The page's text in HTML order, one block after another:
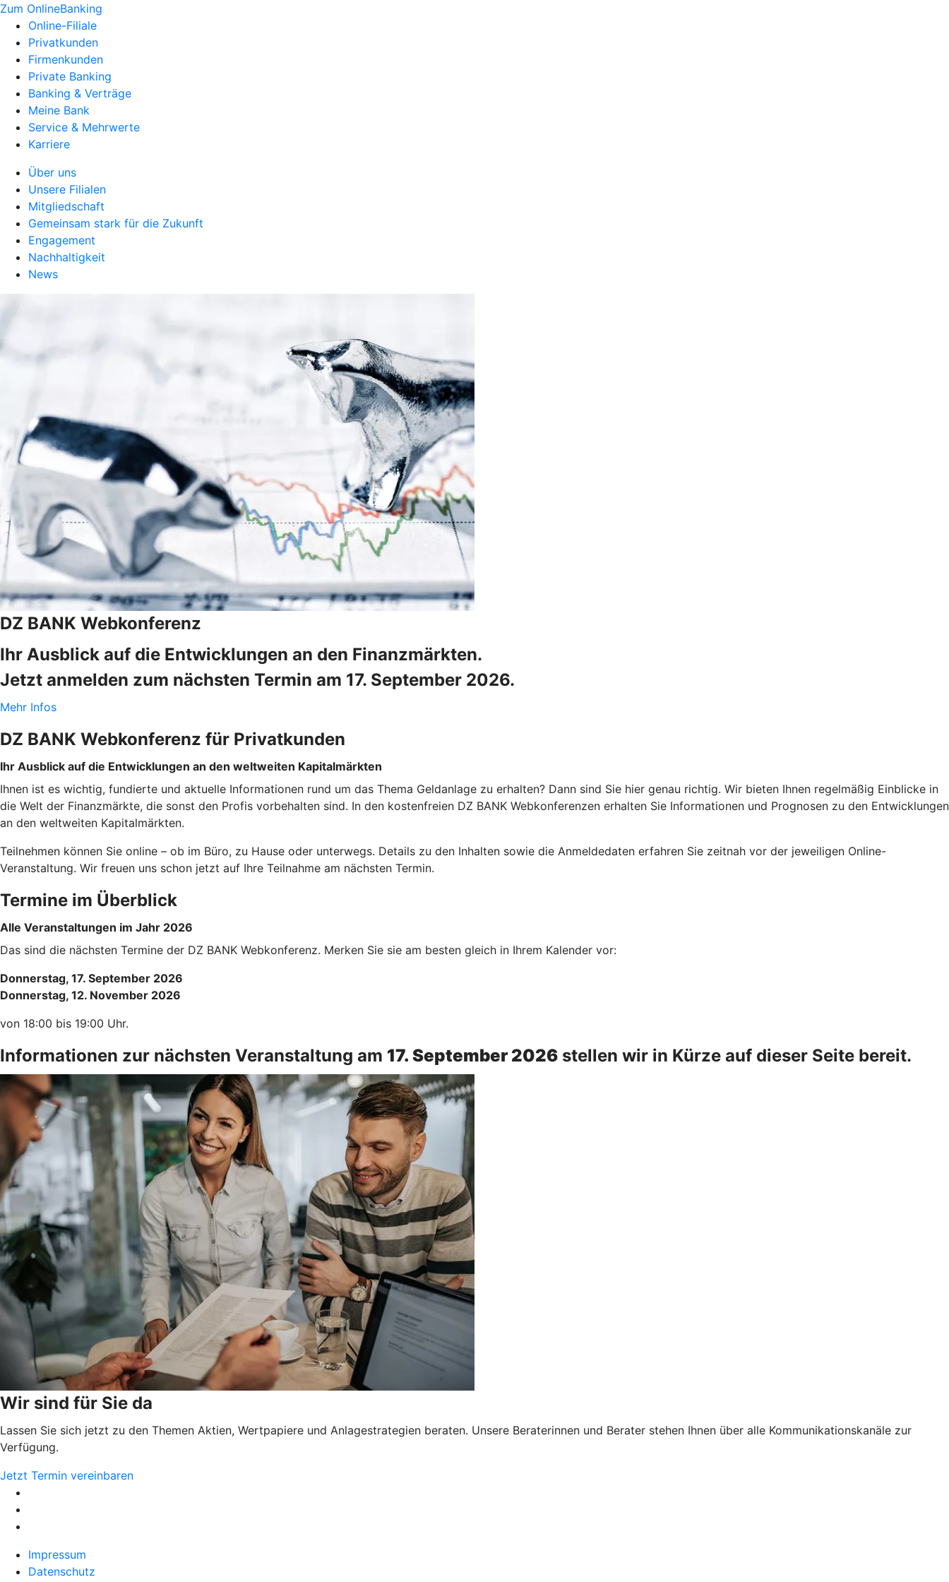
Zum OnlineBanking
Online-Filiale
Privatkunden
Firmenkunden
Private Banking
Banking & Verträge
Meine Bank
Service & Mehrwerte
Karriere
Über uns
Unsere Filialen
Mitgliedschaft
Gemeinsam stark für die Zukunft
Engagement
Nachhaltigkeit
News
DZ BANK Webkonferenz
Ihr Ausblick auf die Entwicklungen an den Finanzmärkten.
Jetzt anmelden zum nächsten Termin am 17. September 2026.
Mehr Infos
DZ BANK Webkonferenz für Privatkunden
Ihr Ausblick auf die Entwicklungen an den weltweiten Kapitalmärkten
Ihnen ist es wichtig, fundierte und aktuelle Informationen rund um das Thema Geldanlage zu erhalten? Dann sind Sie hier genau richtig. Wir bieten Ihnen regelmäßig Einblicke in
die Welt der Finanzmärkte, die sonst den Profis vorbehalten sind. In den kostenfreien DZ BANK Webkonferenzen erhalten Sie Informationen und Prognosen zu den Entwicklungen
an den weltweiten Kapitalmärkten.
Teilnehmen können Sie online – ob im Büro, zu Hause oder unterwegs. Details zu den Inhalten sowie die Anmeldedaten erfahren Sie zeitnah vor der jeweiligen Online-
Veranstaltung. Wir freuen uns schon jetzt auf Ihre Teilnahme am nächsten Termin.
Termine im Überblick
Alle Veranstaltungen im Jahr 2026
Das sind die nächsten Termine der DZ BANK Webkonferenz. Merken Sie sie am besten gleich in Ihrem Kalender vor:
Donnerstag, 17. September 2026
Donnerstag, 12. November 2026
von 18:00 bis 19:00 Uhr.
Informationen zur nächsten Veranstaltung am 17. September 2026 stellen wir in Kürze auf dieser Seite bereit.
Wir sind für Sie da
Lassen Sie sich jetzt zu den Themen Aktien, Wertpapiere und Anlagestrategien beraten. Unsere Beraterinnen und Berater stehen Ihnen über alle Kommunikationskanäle zur
Verfügung.
Jetzt Termin vereinbaren
Impressum
Datenschutz